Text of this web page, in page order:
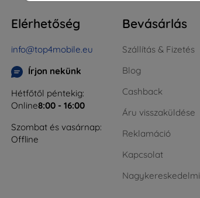
Elérhetőség
info@top4mobile.eu
Írjon nekünk
Hétfőtől péntekig:
Online8:00 - 16:00
Szombat és vasárnap:
Offline
Bevásárlás
Szállítás & Fizetés
Blog
Cashback
Áru visszaküldése
Reklamáció
Kapcsolat
Nagykereskedelmi